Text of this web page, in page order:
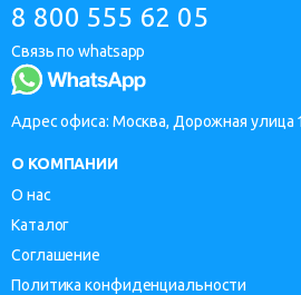
8 800 555 62 05
Связь по whatsapp
Адрес офиса: Москва, Дорожная улица 1
О КОМПАНИИ
О нас
Каталог
Соглашение
Политика конфиденциальности